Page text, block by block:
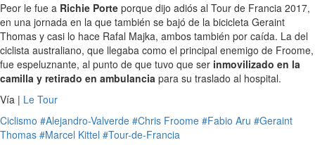
Peor le fue a Richie Porte porque dijo adiós al Tour de Francia 2017,
en una jornada en la que también se bajó de la bicicleta Geraint
Thomas y casi lo hace Rafal Majka, ambos también por caída. La del
ciclista australiano, que llegaba como el principal enemigo de Froome,
fue espeluznante, al punto de que tuvo que ser inmovilizado en la
camilla y retirado en ambulancia para su traslado al hospital.
Vía | Le Tour
Ciclismo #Alejandro-Valverde #Chris Froome #Fabio Aru #Geraint
Thomas #Marcel Kittel #Tour-de-Francia